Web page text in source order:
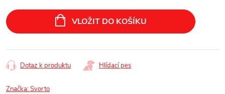
cena:
VLOŽIT DO KOŠÍKU
Dotaz k produktu Hlídací pes
Značka:Svorto